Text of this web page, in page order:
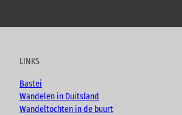
u
e
c
o
k
s
a
m
o
LINKS
Bastei
Wandelen in Duitsland
Wandeltochten in de buurt